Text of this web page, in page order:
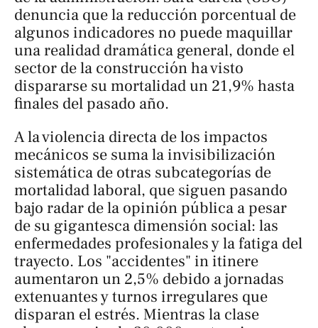
denuncia que la reducción porcentual de
algunos indicadores no puede maquillar
una realidad dramática general, donde el
sector de la construcción ha visto
dispararse su mortalidad un 21,9% hasta
finales del pasado año.
A la violencia directa de los impactos
mecánicos se suma la invisibilización
sistemática de otras subcategorías de
mortalidad laboral, que siguen pasando
bajo radar de la opinión pública a pesar
de su gigantesca dimensión social: las
enfermedades profesionales y la fatiga del
trayecto. Los "accidentes" in itinere
aumentaron un 2,5% debido a jornadas
extenuantes y turnos irregulares que
disparan el estrés. Mientras la clase